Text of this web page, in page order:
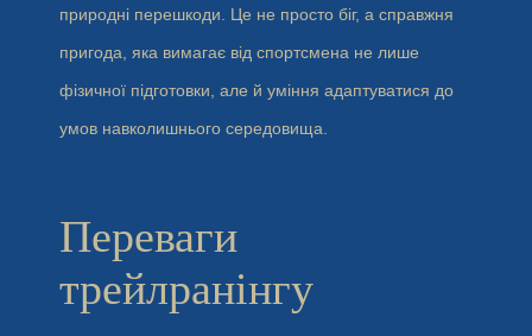
природні перешкоди. Це не просто біг, а справжня
пригода, яка вимагає від спортсмена не лише
фізичної підготовки, але й уміння адаптуватися до
умов навколишнього середовища.
Переваги
трейлранінгу